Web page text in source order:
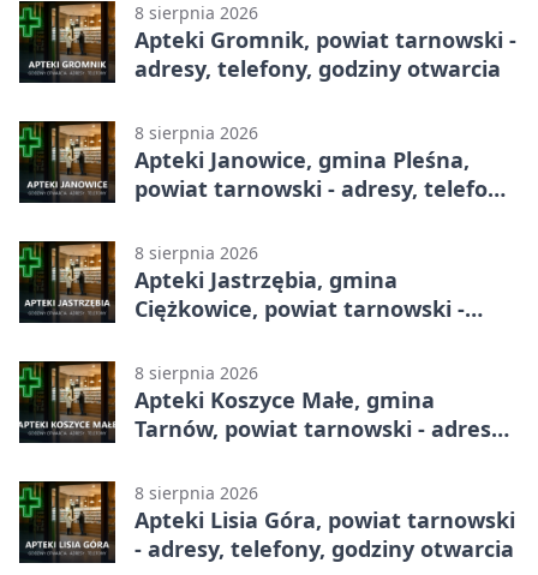
8 sierpnia 2026
Apteki Gromnik, powiat tarnowski -
adresy, telefony, godziny otwarcia
8 sierpnia 2026
Apteki Janowice, gmina Pleśna,
powiat tarnowski - adresy, telefony,
8 sierpnia 2026
Apteki Jastrzębia, gmina
Ciężkowice, powiat tarnowski -
8 sierpnia 2026
Apteki Koszyce Małe, gmina
Tarnów, powiat tarnowski - adresy,
8 sierpnia 2026
Apteki Lisia Góra, powiat tarnowski
- adresy, telefony, godziny otwarcia